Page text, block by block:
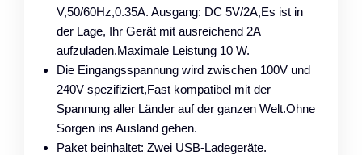
V,50/60Hz,0.35A. Ausgang: DC 5V/2A,Es ist in
der Lage, Ihr Gerät mit ausreichend 2A
aufzuladen.Maximale Leistung 10 W.
Die Eingangsspannung wird zwischen 100V und
240V spezifiziert,Fast kompatibel mit der
Spannung aller Länder auf der ganzen Welt.Ohne
Sorgen ins Ausland gehen.
Paket beinhaltet: Zwei USB-Ladegeräte.